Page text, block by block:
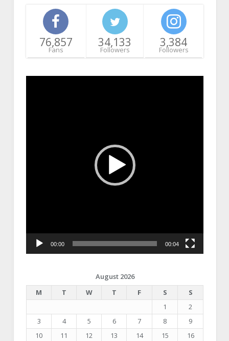
76,857
Fans
34,133
Followers
3,384
Followers
00:00 00:04
August 2026
M
T W T F S
S
1
2
3
4 5 6 7 8
9
10
11 12 13 14 15
16